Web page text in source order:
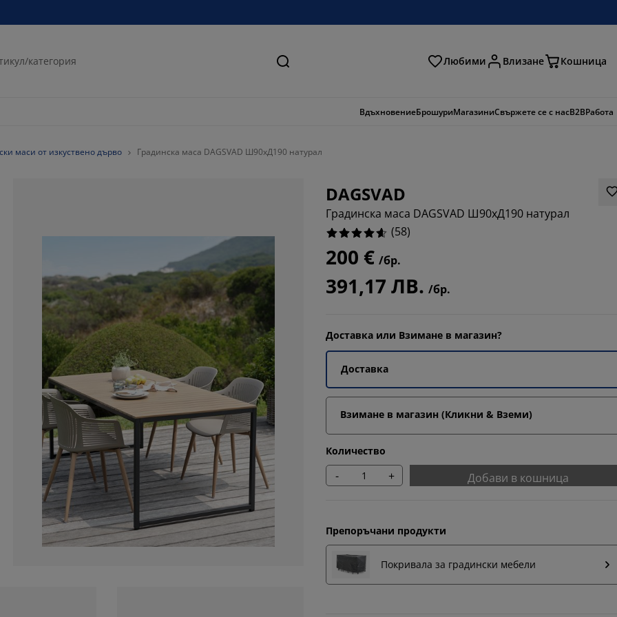
Търсене Любими Влизане Кошница
ВдъхновениеБрошуриМагазиниСвържете се с насB2BРабота
маси от изкуствено дърво Градинска маса DAGSVAD Ш90xД190 натурал
DAGSVAD
Градинска маса DAGSVAD Ш90xД190 натурал
(58)
200 € /бр.
391,17 ЛВ. /бр.
Доставка или Взимане в магазин?
Доставка
Взимане в магазин (Кликни & Вземи)
Количество
- + Добави в кошница
Препоръчани продукти
Покривала за градински мебели
79.3103448275862%
13.793103448275861%
3.4482758620689653%
3.4482758620689653%